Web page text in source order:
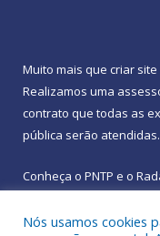
Muito mais que criar site
Realizamos uma
contrato que todas as
pública serão atendidas.
Conheça o PNTP e o
Nós usamos cookies